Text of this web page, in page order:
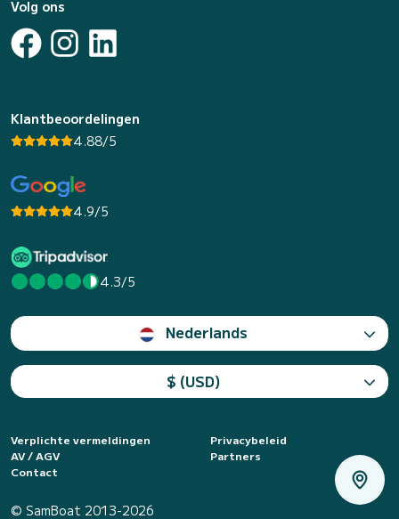
Volg ons
Klantbeoordelingen
4.88/5
4.9/5
4.3/5
Nederlands
$ (USD)
Verplichte vermeldingen
Privacybeleid
AV / AGV
Partners
Contact
© SamBoat 2013-2026